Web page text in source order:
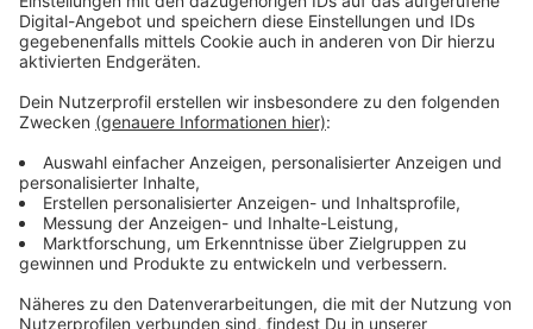
Anzeige
©@ninachuba / Instagram
So hat Nina Chuba ihren Nummer 1-Hit "Wildberry Lillet"
gefeiert - mal sehen, ob dazu noch ein MTV Music
Award kommt. Nina ist als bester deutscher Act
nominiert, die Verleihung ist ja im November hier in
Düsseldorf.
Anzeige